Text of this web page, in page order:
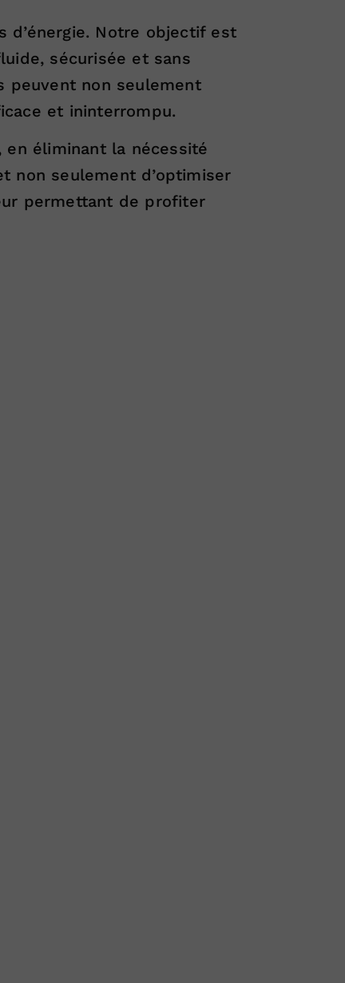
Notre objectif est
sécurisée et sans
peuvent non seulement
et ininterrompu.
éliminant la nécessité
non seulement d’optimiser
permettant de profiter